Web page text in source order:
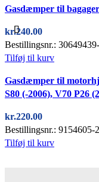
Gasdæmper til
kr.240.00
Bestillingsnr.:
Tilføj til kurv
Gasdæmper til
S80 (-2006), V70 P26
kr.220.00
Bestillingsnr.: 9154605-2
Tilføj til kurv